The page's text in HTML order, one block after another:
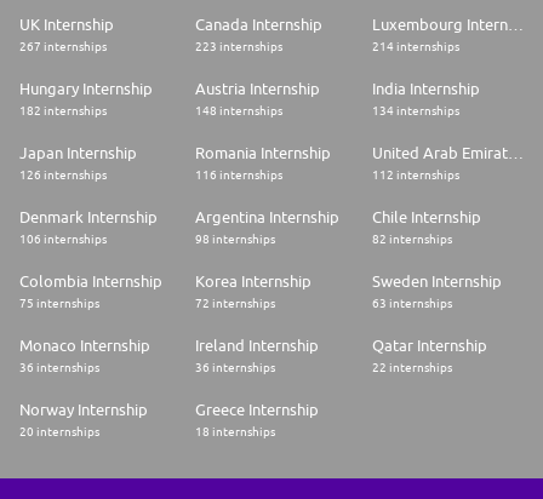
UK Internship
267 internships
Canada Internship
223 internships
Luxembourg Internship
214 internships
Hungary Internship
182 internships
Austria Internship
148 internships
India Internship
134 internships
Japan Internship
126 internships
Romania Internship
116 internships
United Arab Emirates Internship
112 internships
Denmark Internship
106 internships
Argentina Internship
98 internships
Chile Internship
82 internships
Colombia Internship
75 internships
Korea Internship
72 internships
Sweden Internship
63 internships
Monaco Internship
36 internships
Ireland Internship
36 internships
Qatar Internship
22 internships
Norway Internship
20 internships
Greece Internship
18 internships